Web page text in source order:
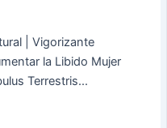
| Vigorizante
la Libido Mujer
Terrestris...